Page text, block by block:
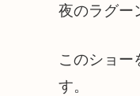
夜のラグー
このショー
す。